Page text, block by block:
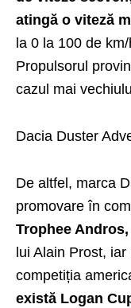
atingă o viteză
la 0 la 100 de
Propulsorul
cazul mai
Dacia Duster
De altfel, marca
promovare în
Trophee Andros,
lui Alain Prost,
competiția
există Logan